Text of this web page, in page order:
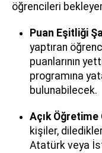
öğrencileri
Puan Eşitliği
yaptıran
puanlarının
programına
bulunabilecek.
Açık Öğretime
kişiler,
Atatürk veya